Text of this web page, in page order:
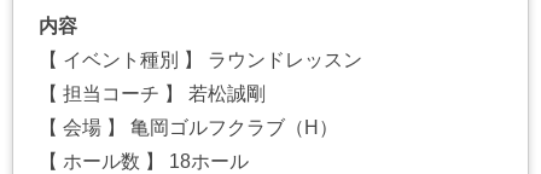
内容
【 イベント種別 】 ラウンドレッスン
【 担当コーチ 】 若松誠剛
【 会場 】 亀岡ゴルフクラブ（H）
【 ホール数 】 18ホール